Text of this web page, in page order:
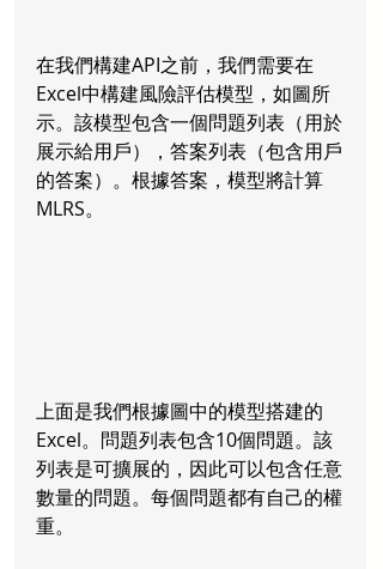
在我們構建API之前，我們需要在
Excel中構建風險評估模型，如圖所
示。該模型包含一個問題列表（用於
展示給用戶），答案列表（包含用戶
的答案）。根據答案，模型將計算
MLRS。
上面是我們根據圖中的模型搭建的
Excel。問題列表包含10個問題。該
列表是可擴展的，因此可以包含任意
數量的問題。每個問題都有自己的權
重。